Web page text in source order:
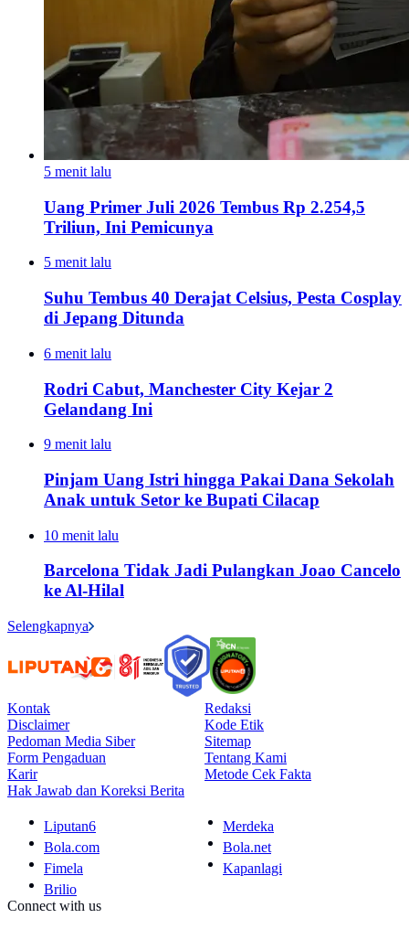
5 menit lalu
Uang Primer Juli 2026 Tembus Rp 2.254,5
Triliun, Ini Pemicunya
5 menit lalu
Suhu Tembus 40 Derajat Celsius, Pesta Cosplay
di Jepang Ditunda
6 menit lalu
Rodri Cabut, Manchester City Kejar 2
Gelandang Ini
9 menit lalu
Pinjam Uang Istri hingga Pakai Dana Sekolah
Anak untuk Setor ke Bupati Cilacap
10 menit lalu
Barcelona Tidak Jadi Pulangkan Joao Cancelo
ke Al-Hilal
Selengkapnya
Kontak
Redaksi
Disclaimer
Kode Etik
Pedoman Media Siber
Sitemap
Form Pengaduan
Tentang Kami
Karir
Metode Cek Fakta
Hak Jawab dan Koreksi Berita
Liputan6
Merdeka
Bola.com
Bola.net
Fimela
Kapanlagi
Brilio
Connect with us